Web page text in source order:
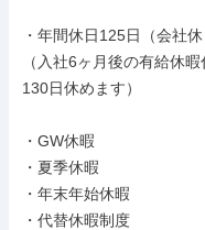
・年間休日125日（会社
（入社6ヶ月後の有給休
130日休めます）
・GW休暇
・夏季休暇
・年末年始休暇
・代替休暇制度